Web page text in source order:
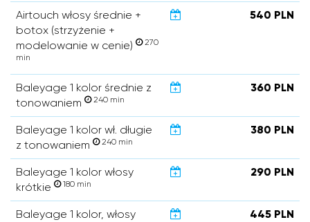
Airtouch włosy średnie +
botox (strzyżenie +
modelowanie w cenie)
270
min
540 PLN
Baleyage 1 kolor średnie z
tonowaniem
240 min
360 PLN
Baleyage 1 kolor wł. długie
z tonowaniem
240 min
380 PLN
Baleyage 1 kolor włosy
krótkie
180 min
290 PLN
Baleyage 1 kolor, włosy
445 PLN